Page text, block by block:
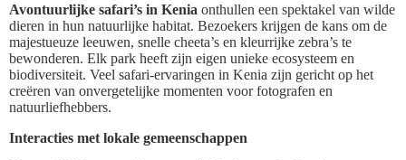
Avontuurlijke safari’s in Kenia onthullen een spektakel van wilde
dieren in hun natuurlijke habitat. Bezoekers krijgen de kans om de
majestueuze leeuwen, snelle cheeta’s en kleurrijke zebra’s te
bewonderen. Elk park heeft zijn eigen unieke ecosysteem en
biodiversiteit. Veel safari-ervaringen in Kenia zijn gericht op het
creëren van onvergetelijke momenten voor fotografen en
natuurliefhebbers.
Interacties met lokale gemeenschappen